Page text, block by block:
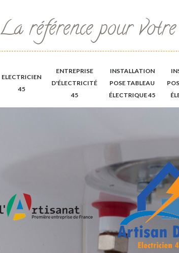
La référence pour
ELECTRICIEN
45
ENTREPRISE
D'ÉLECTRICITÉ
45
INSTALLATION
POSE TABLEAU
ÉLECTRIQUE 45